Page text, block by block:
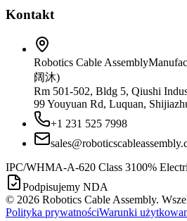
Kontakt
Robotics Cable Assembly
阔沐)
Rm 501-502, Bldg 5, Qiushi
99 Youyuan Rd, Luquan,
+1 231 525 7998
IPC/WHMA-A-620 Class 3100%
Podpisujemy NDA
© 2026 Robotics Cable Assembly.
Polityka prywatnościWarunki